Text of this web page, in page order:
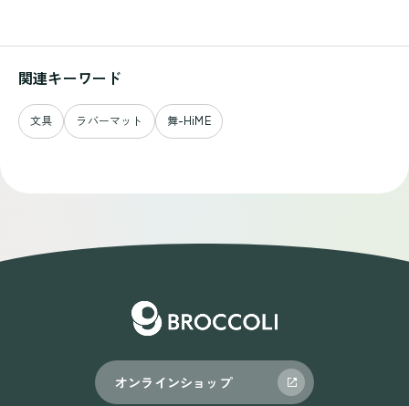
関連キーワード
文具 ラバーマット 舞-HiME
オンラインショップ